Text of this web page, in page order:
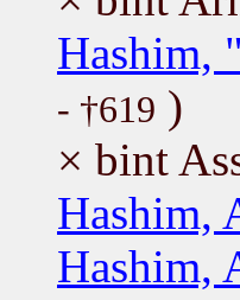
Hashim,
- †619 )
× bint
Hashim,
Hashim,